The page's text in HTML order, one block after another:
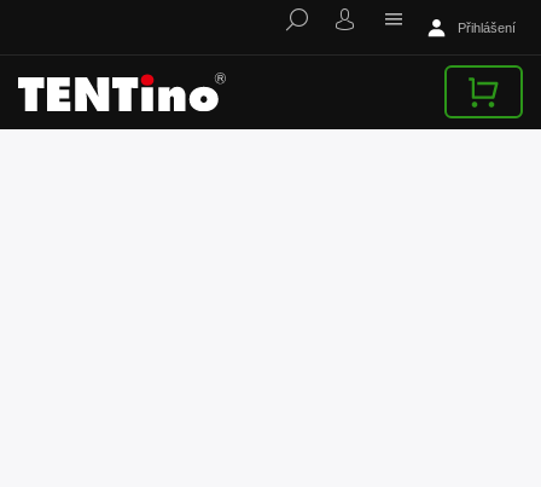
Přihlášení